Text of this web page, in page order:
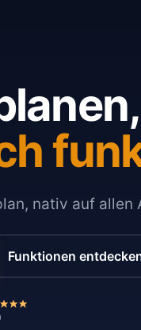
nativ auf allen
Funktionen